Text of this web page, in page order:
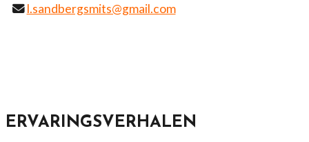
l.sandbergsmits@gmail.com
ERVARINGSVERHALEN